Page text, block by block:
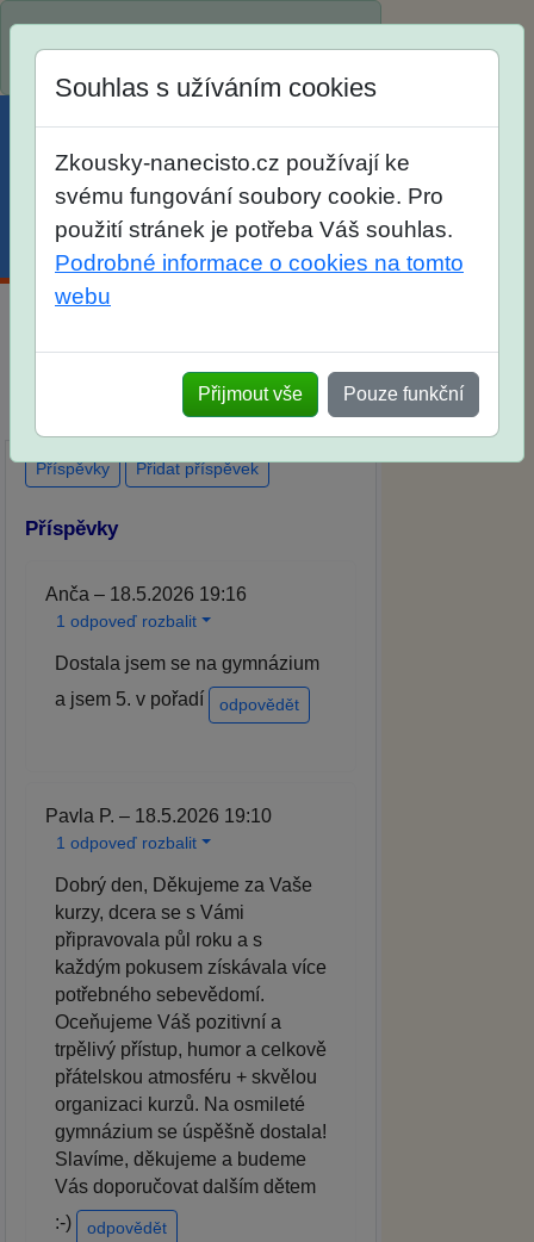
SŠ? Vaše ohlasy po skutečných
přijímacích zkouškách
Souhlas s užíváním cookies
Zkousky-nanecisto.cz používají ke
svému fungování soubory cookie. Pro
použití stránek je potřeba Váš souhlas.
Podrobné informace o cookies na tomto
webu
Přijmout vše Pouze funkční
Příspěvky Přidat příspěvek
Příspěvky
Anča – 18.5.2026 19:16
1 odpoveď rozbalit
Dostala jsem se na gymnázium
a jsem 5. v pořadí
odpovědět
Pavla P. – 18.5.2026 19:10
1 odpoveď rozbalit
Dobrý den, Děkujeme za Vaše
kurzy, dcera se s Vámi
připravovala půl roku a s
každým pokusem získávala více
potřebného sebevědomí.
Oceňujeme Váš pozitivní a
trpělivý přístup, humor a celkově
přátelskou atmosféru + skvělou
organizaci kurzů. Na osmileté
gymnázium se úspěšně dostala!
Slavíme, děkujeme a budeme
Vás doporučovat dalším dětem
:-)
odpovědět